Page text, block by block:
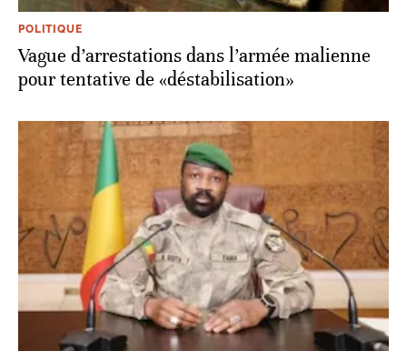
POLITIQUE
Vague d’arrestations dans l’armée malienne
pour tentative de «déstabilisation»